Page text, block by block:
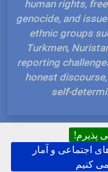
پذیرم!
اجتماعی و آمار
می کنیم
human rights,
genocide, and
ethnic groups
Turkmen,
reporting
honest
self-
Hosted